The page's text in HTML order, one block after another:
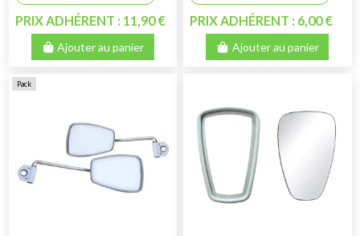
PRIX ADHÉRENT : 11,90 €
Ajouter au panier
PRIX ADHÉRENT : 6,00 €
Ajouter au panier
Pack